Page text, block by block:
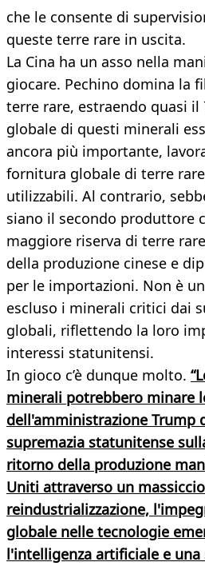
che le consente di
queste terre rare in uscita.
La Cina ha un asso nella
giocare. Pechino domina la
terre rare, estraendo quasi il
globale di questi minerali
ancora più importante,
fornitura globale di terre
utilizzabili. Al contrario,
siano il secondo produttore
maggiore riserva di terre
della produzione cinese e
per le importazioni. Non è
escluso i minerali critici dai
globali, riflettendo la loro
interessi statunitensi.
In gioco c’è dunque molto.
minerali potrebbero minare
dell'amministrazione Trump
supremazia statunitense
ritorno della produzione
Uniti attraverso un
reindustrializzazione,
globale nelle tecnologie
l'intelligenza artificiale e